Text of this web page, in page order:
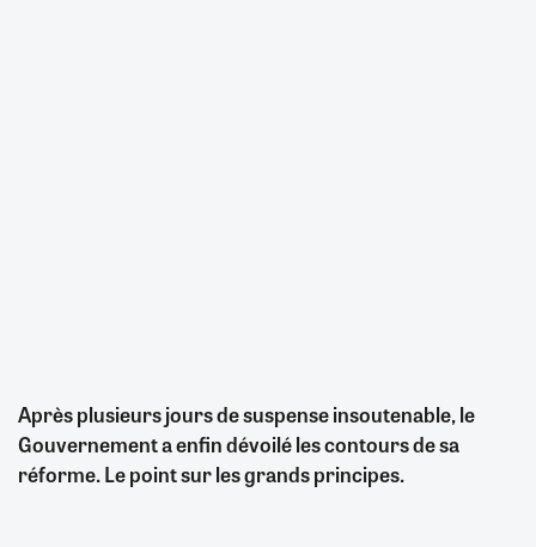
Après plusieurs jours de suspense insoutenable, le
Gouvernement a enfin dévoilé les contours de sa
réforme. Le point sur les grands principes.